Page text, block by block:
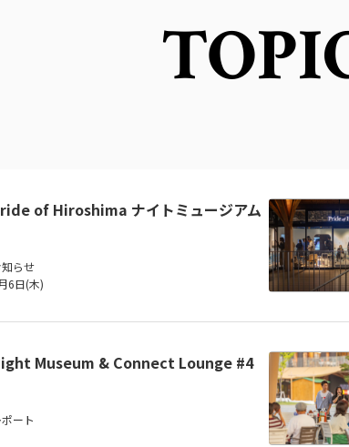
of Hiroshima ナイトミュージアム
知らせ
6日(木)
Museum & Connect Lounge #4
ポート